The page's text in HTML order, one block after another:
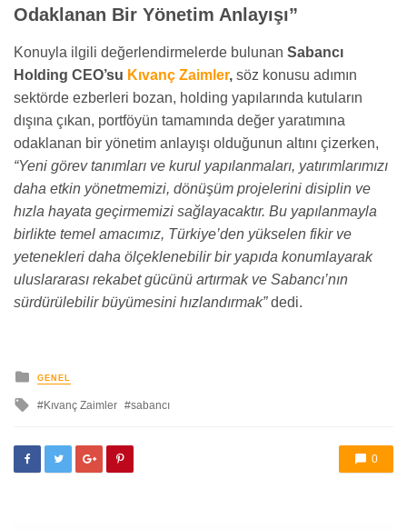
Odaklanan Bir Yönetim Anlayışı”
Konuyla ilgili değerlendirmelerde bulunan Sabancı
Holding CEO’su Kıvanç Zaimler, söz konusu adımın
sektörde ezberleri bozan, holding yapılarında kutuların
dışına çıkan, portföyün tamamında değer yaratımına
odaklanan bir yönetim anlayışı olduğunun altını çizerken,
“Yeni görev tanımları ve kurul yapılanmaları, yatırımlarımızı
daha etkin yönetmemizi, dönüşüm projelerini disiplin ve
hızla hayata geçirmemizi sağlayacaktır. Bu yapılanmayla
birlikte temel amacımız, Türkiye’den yükselen fikir ve
yetenekleri daha ölçeklenebilir bir yapıda konumlayarak
uluslararası rekabet gücünü artırmak ve Sabancı’nın
sürdürülebilir büyümesini hızlandırmak”dedi.
yayınlanan
GENEL
ileKıvanç Zaimler sabancı
0